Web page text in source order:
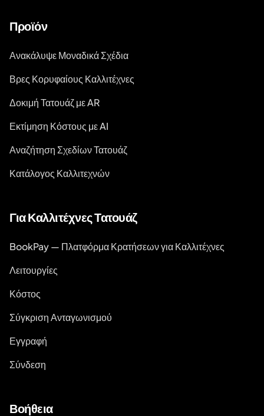
Προϊόν
Ανακάλυψε Μοναδικά Σχέδια
Βρες Κορυφαίους Καλλιτέχνες
Δοκιμή Τατουάζ με AR
Εκτίμηση Κόστους με AI
Αναζήτηση Σχεδίων Τατουάζ
Κατάλογος Καλλιτεχνών
Για Καλλιτέχνες Τατουάζ
BookPay — Πλατφόρμα Κρατήσεων για Καλλιτέχνες
Λειτουργίες
Κόστος
Σύγκριση Ανταγωνισμού
Εγγραφή
Σύνδεση
Βοήθεια